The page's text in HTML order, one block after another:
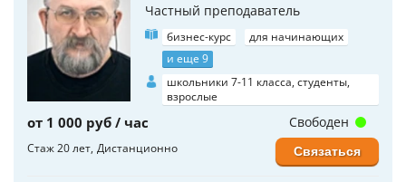
Частный преподаватель
бизнес-курс
для начинающих
и еще 9
школьники 7-11 класса, студенты,
взрослые
от 1 000 руб / час
Стаж 20 лет Дистанционно
Свободен
Связаться